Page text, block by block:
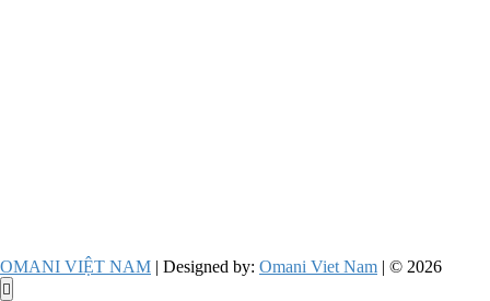
OMANI VIỆT NAM | Designed by: Omani Viet Nam | © 2026
Go